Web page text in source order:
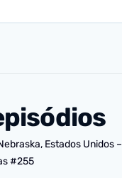
Estados Unidos –
#255